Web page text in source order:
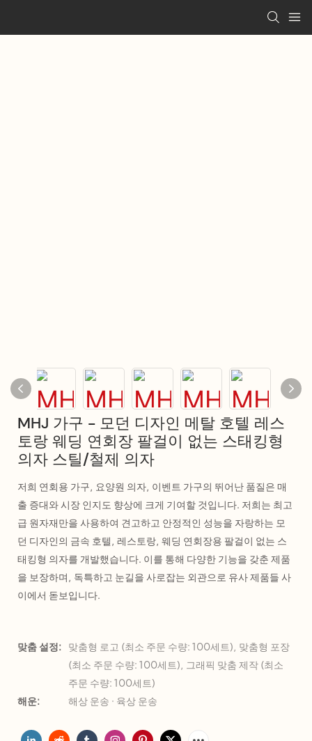
MHJ 가구 - 모던 디자인 메탈 호텔 레스
토랑 웨딩 연회장 팔걸이 없는 스태킹형
의자 스틸/철제 의자
저희 연회용 가구, 요양원 의자, 이벤트 가구의 뛰어난 품질은 매
출 증대와 시장 인지도 향상에 크게 기여할 것입니다. 저희는 최고
급 원자재만을 사용하여 견고하고 안정적인 성능을 자랑하는 모
던 디자인의 금속 호텔, 레스토랑, 웨딩 연회장용 팔걸이 없는 스
태킹형 의자를 개발했습니다. 이를 통해 다양한 기능을 갖춘 제품
을 보장하며, 독특하고 눈길을 사로잡는 외관으로 유사 제품들 사
이에서 돋보입니다.
맞춤 설정:
맞춤형 로고 (최소 주문 수량: 100세트), 맞춤형 포장
(최소 주문 수량: 100세트), 그래픽 맞춤 제작 (최소
주문 수량: 100세트)
해운:
해상 운송 · 육상 운송